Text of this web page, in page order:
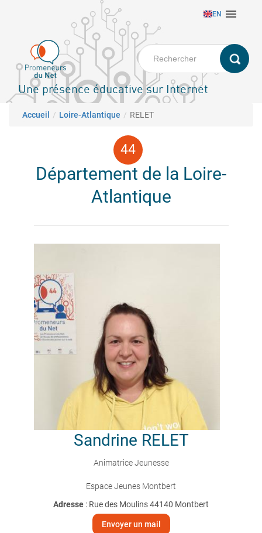
principal
EN 
Une présence éducative sur Internet
Fil d'Ariane
Accueil Loire-Atlantique RELET
Département de la Loire-
Atlantique
Sandrine RELET
Animatrice Jeunesse
Espace Jeunes Montbert
Adresse : Rue des Moulins 44140 Montbert
Envoyer un mail